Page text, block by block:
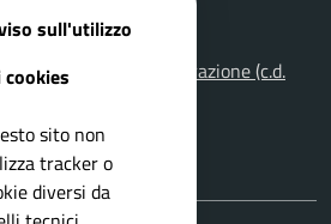
l'accessibilità
Pubblica Amministrazione (c.d.
sull'utilizzo
cookies
sito non
tracker o
diversi da